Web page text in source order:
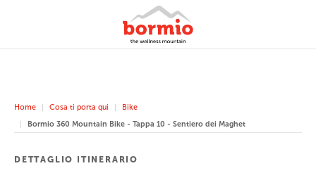
Home Cosa ti porta qui
Bike
Bormio 360 Mountain Bike - Tappa 10 - Sentiero dei Maghet
DETTAGLIO ITINERARIO